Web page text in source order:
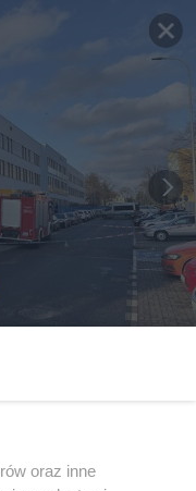
oraz inne